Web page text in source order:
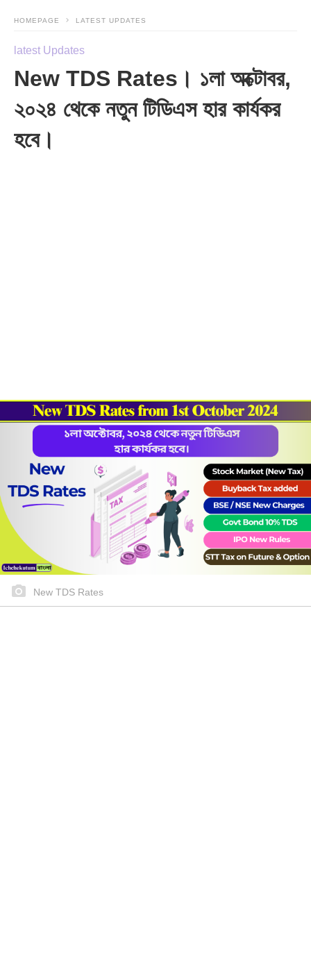
HOMEPAGE LATEST UPDATES
latest Updates
New TDS Rates। ১লা অক্টোবর,
২০২৪ থেকে নতুন টিডিএস হার কার্যকর
হবে।
New TDS Rates